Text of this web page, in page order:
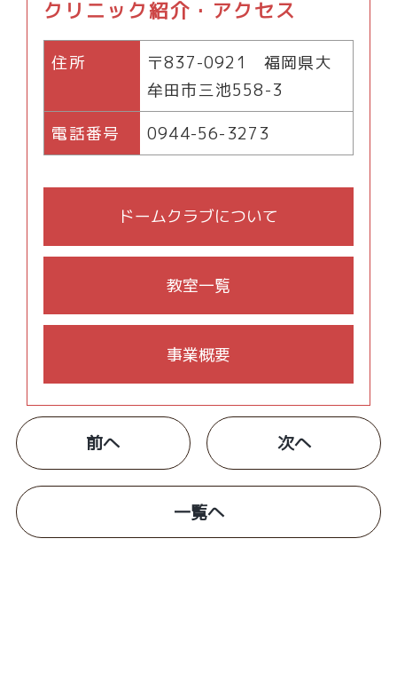
クリニック紹介・アクセス
住所
〒837-0921 福岡県大
牟田市三池558-3
電話番号
0944-56-3273
ドームクラブについて
教室一覧
事業概要
前へ
一覧へ
次へ